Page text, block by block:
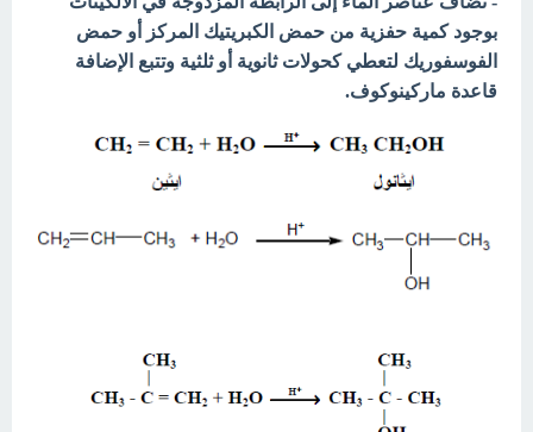
بوجود كمية حفزية من حمض الكبريتيك المركز أو حمض
الفوسفوريك لتعطي كحولات ثانوية أو ثلثية وتتبع الإضافة
قاعدة ماركينوكوف.